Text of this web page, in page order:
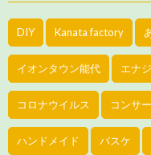
DIY Kanata factory
イオンタウン能代 エナ
コロナウイルス コンサ
ハンドメイド バスケ